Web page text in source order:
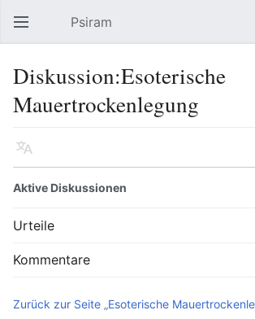
Hauptmenü öffnen Psiram
Diskussion:Esoterische
Mauertrockenlegung
Sprache
Aktive Diskussionen
Urteile
Kommentare
Zurück zur Seite „Esoterische